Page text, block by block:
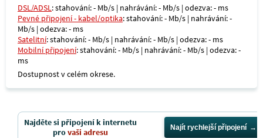
DSL/ADSL: stahování: - Mb/s | nahrávání: - Mb/s | odezva: - ms
Pevné připojení - kabel/optika: stahování: - Mb/s | nahrávání: -
Mb/s | odezva: - ms
Satelitní: stahování: - Mb/s | nahrávání: - Mb/s | odezva: - ms
Mobilní připojení: stahování: - Mb/s | nahrávání: - Mb/s | odezva: -
ms
Dostupnost v celém okrese.
Najděte si připojení k internetu
provaši adresu Najít rychlejší připojení